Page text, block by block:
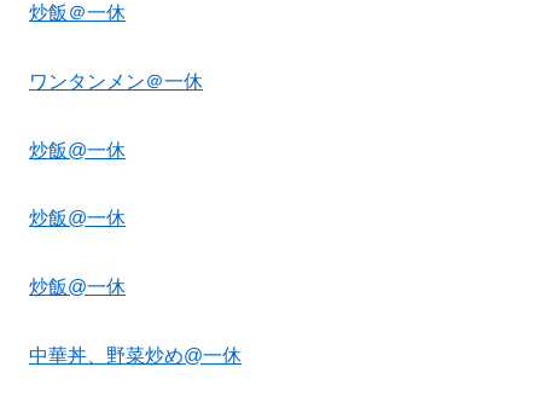
炒飯＠一休
ワンタンメン＠一休
炒飯@一休
炒飯@一休
炒飯@一休
中華丼、野菜炒め@一休